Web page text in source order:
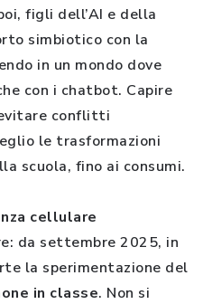
figli dell’AI e della
simbiotico con la
in un mondo dove
con i chatbot. Capire
conflitti
le trasformazioni
scuola, fino ai consumi.
cellulare
da settembre 2025, in
la sperimentazione del
in classe. Non si